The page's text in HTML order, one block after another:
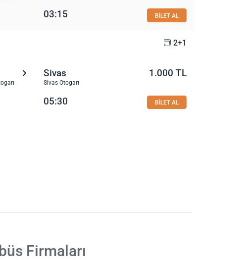
03:15 BİLET AL
2+1
Sivas
Sivas Otogarı
1.000 TL
05:30 BİLET AL
Firmaları